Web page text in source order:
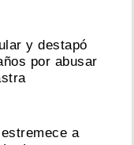
y destapó
por abusar
a